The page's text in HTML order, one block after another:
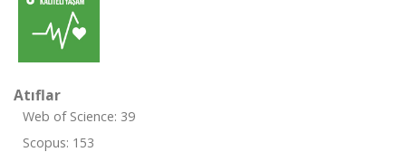
Atıflar
Web of Science: 39
Scopus: 153